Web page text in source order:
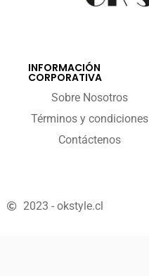
INFORMACIÓN
CORPORATIVA
Sobre Nosotros
Términos y condiciones
Contáctenos
2023 - okstyle.cl